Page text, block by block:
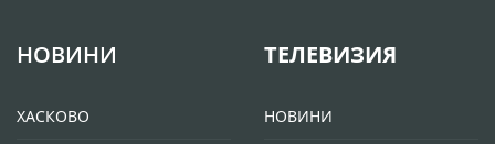
НОВИНИ
ХАСКОВО
ТЕЛЕВИЗИЯ
НОВИНИ